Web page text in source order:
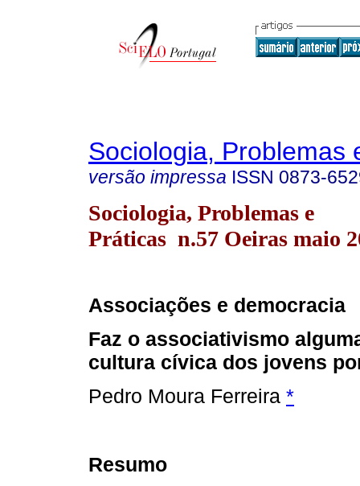
Sociologia, Problemas
versão impressa ISSN 0873-
Sociologia, Problemas e
Práticas n.57 Oeiras maio
Associações e democracia
Faz o associativismo
cultura cívica dos jovens
Pedro Moura Ferreira *
Resumo